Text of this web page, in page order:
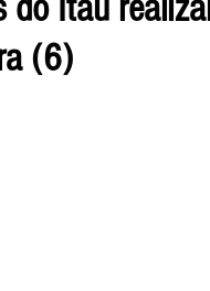
do Itaú
(6)